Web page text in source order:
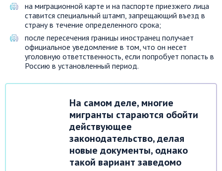
на миграционной карте и на паспорте приезжего лица
ставится специальный штамп, запрещающий въезд в
страну в течение определенного срока;
после пересечения границы иностранец получает
официальное уведомление в том, что он несет
уголовную ответственность, если попробует попасть в
Россию в установленный период.
На самом деле, многие
мигранты стараются обойти
действующее
законодательство, делая
новые документы, однако
такой вариант заведомо